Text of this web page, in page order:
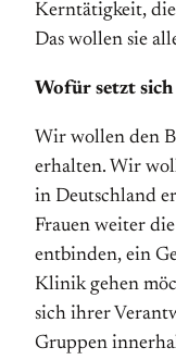
Kerntätigkeit, die
Das wollen sie
Wofür setzt
Wir wollen den
erhalten. Wir
in Deutschland
Frauen weiter
entbinden, ein
Klinik gehen
sich ihrer
Gruppen